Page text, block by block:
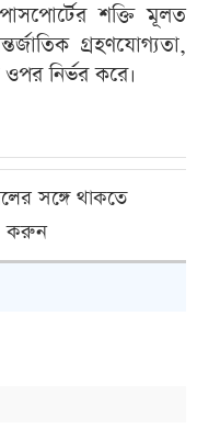
শক্তি মূলত
গ্রহণযোগ্যতা,
নির্ভর করে।
সঙ্গে থাকতে
করুন